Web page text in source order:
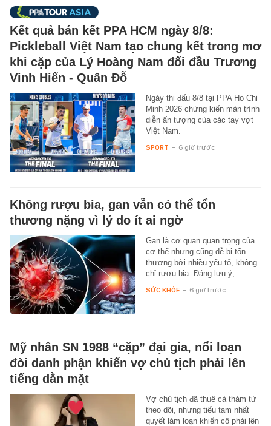
Kết quả bán kết PPA HCM ngày 8/8:
Pickleball Việt Nam tạo chung kết trong mơ
khi cặp của Lý Hoàng Nam đối đầu Trương
Vinh Hiển - Quân Đỗ
Ngày thi đấu 8/8 tại PPA Ho Chi
Minh 2026 chứng kiến màn trình
diễn ấn tượng của các tay vợt
Việt Nam.
SPORT - 6 giờ trước
Không rượu bia, gan vẫn có thể tổn
thương nặng vì lý do ít ai ngờ
Gan là cơ quan quan trọng của
cơ thể nhưng cũng dễ bị tổn
thương bởi nhiều yếu tố, không
chỉ rượu bia. Đáng lưu ý,…
SỨC KHỎE - 6 giờ trước
Mỹ nhân SN 1988 “cặp” đại gia, nổi loạn
đòi danh phận khiến vợ chủ tịch phải lên
tiếng dằn mặt
Vợ chủ tịch đã thuê cả thám tử
theo dõi, nhưng tiểu tam nhất
quyết làm loạn khiến cô phải lên